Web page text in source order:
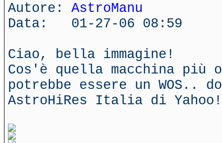
Autore: AstroManu
Data: 01-27-06 08:59
Ciao, bella immagine!
Cos'è quella macchina più
potrebbe essere un WOS..
AstroHiRes Italia di Yahoo!